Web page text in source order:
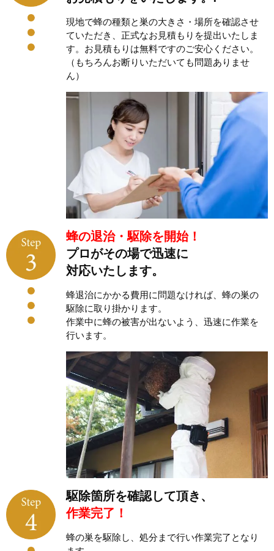
現地で蜂の種類と巣の大きさ・場所を確認させ
ていただき、正式なお見積もりを提出いたしま
す。お見積もりは無料ですのご安心ください。
（もちろんお断りいただいても問題ありませ
ん）
蜂の退治・駆除を開始！
プロがその場で迅速に
対応いたします。
蜂退治にかかる費用に問題なければ、蜂の巣の
駆除に取り掛かります。
作業中に蜂の被害が出ないよう、迅速に作業を
行います。
駆除箇所を確認して頂き、
作業完了！
蜂の巣を駆除し、処分まで行い作業完了となり